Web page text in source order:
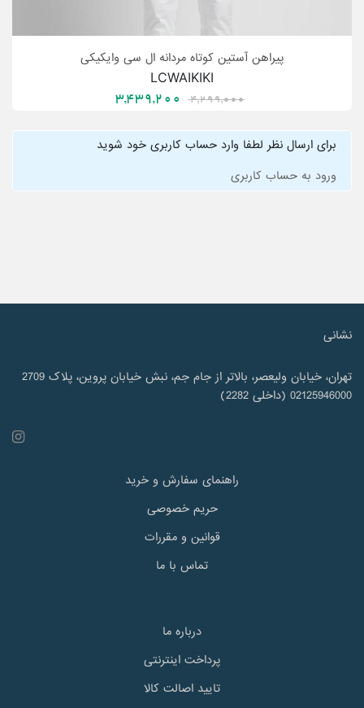
پیراهن آستین کوتاه مردانه ال سی وایکیکی
LCWAIKIKI
4,299,000
برای ارسال نظر لطفا وارد حساب کاربری خود شوید
ورود به حساب کاربری
نشانی
تهران، خیابان ولیعصر، بالاتر از جام جم، نبش خیابان پروین، پلاک 2709
02125946000 (داخلی 2282)
راهنمای سفارش و خرید
حریم خصوصی
قوانین و مقررات
تماس با ما
درباره ما
پرداخت اینترنتی
تایید اصالت کالا